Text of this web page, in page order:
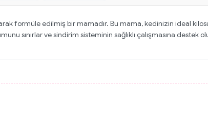
formüle edilmiş bir mamadır. Bu mama, kedinizin ideal
sınırlar ve sindirim sisteminin sağlıklı çalışmasına destek